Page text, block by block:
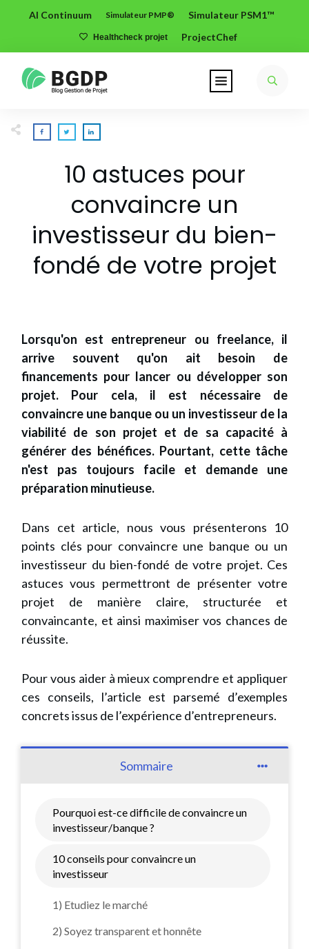
AI Continuum Simulateur PMP® Simulateur PSM1™
Healthcheck projet ProjectChef
10 astuces pour
convaincre un
investisseur du bien-
fondé de votre projet
Lorsqu'on est entrepreneur ou freelance, il
arrive souvent qu'on ait besoin de
financements pour lancer ou développer son
projet. Pour cela, il est nécessaire de
convaincre une banque ou un investisseur de la
viabilité de son projet et de sa capacité à
générer des bénéfices. Pourtant, cette tâche
n'est pas toujours facile et demande une
préparation minutieuse.
Dans cet article, nous vous présenterons 10
points clés pour convaincre une banque ou un
investisseur du bien-fondé de votre projet. Ces
astuces vous permettront de présenter votre
projet de manière claire, structurée et
convaincante, et ainsi maximiser vos chances de
réussite.
Pour vous aider à mieux comprendre et appliquer
ces conseils, l’article est parsemé d’exemples
concrets issus de l’expérience d’entrepreneurs.
Sommaire
Pourquoi est-ce difficile de convaincre un
investisseur/banque ?
10 conseils pour convaincre un
investisseur
1) Etudiez le marché
2) Soyez transparent et honnête